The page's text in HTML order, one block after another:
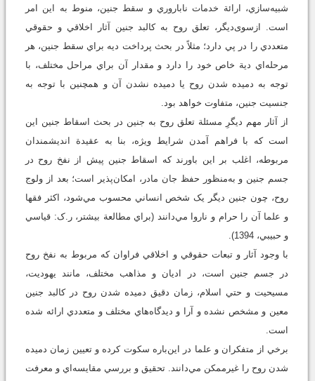
شبيه‌سازي، ارائة خدمات ناباروري و سقط جنين، منوط به اين امر
است. ازسوی‌ديگر، تعلق روح به کالبد جنين آثار اخلاقي و حقوقي
متعددي را در پي دارد؛ مثلاً در بحث پرداخت ديه براي سقط جنين، هر
مرحله‌اي دية خاص خود را دارد و مقدار آن براي مراحل مختلف، با
توجه به دميده شدن روح يا دميده نشدن آن و همچنين با توجه به
جنسيت جنين، متفاوت خواهد بود.
از آثار مهم ديگرِ مسئلة تعلق روح به جنين در بحث اسقاط جنين اين
است که با فراهم آمدن شرايط ويژه، بنا به عقيدة انديشمندان
مربوطه، اغلب بر اين باورند که اسقاط جنين پيش از نفخ روح در
جسم جنين و به‌منظور حفظ جان مادر، امکان‌پذير است؛ بعد از ولوج
روح، چون جنين ديگر يک شخص انساني محسوب مي‌شود، اکثر فقها
و علما آن را حرام و ناروا مي‌دانند (براي مطالعة بيشتر، ر.ک: قياسي
و حبيبي، 1394).
با وجود آثار و تبعات حقوقي و اخلاقي فراوان که مربوط به نفخ روح
در جسم جنين است، در اديان و مذاهب مختلف، مانند يهوديت،
مسيحيت و حتي اسلام، زمان دقيق دميده شدن روح در کالبد جنين
معين و مشخص نشده و آرا و ديدگاه‌هاي مختلف و متعددي ارائه شده
است.
برخي از متفکران و علما در اين‌باره سکوت کرده و تعيين زمان دميده
شدن روح را غيرممکن مي‌دانند. تحقيق و بررسي مقايسه‌اي و معرفت